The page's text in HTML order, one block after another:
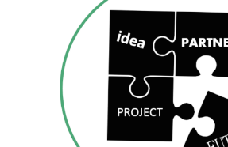
SUPPORTO ALLA PROGETTAZIONE E